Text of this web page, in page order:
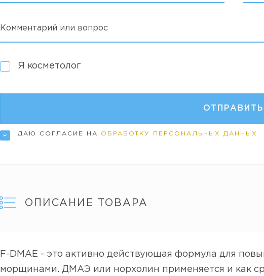
Комментарий или вопрос
Я косметолог
ДАЮ СОГЛАСИЕ НА ОБРАБОТКУ ПЕРСОНАЛЬНЫХ ДАННЫХ
ОПИСАНИЕ ТОВАРА
F-DMAE - это активно действующая формула для
морщинами. ДМАЭ или норхолин применяется и как